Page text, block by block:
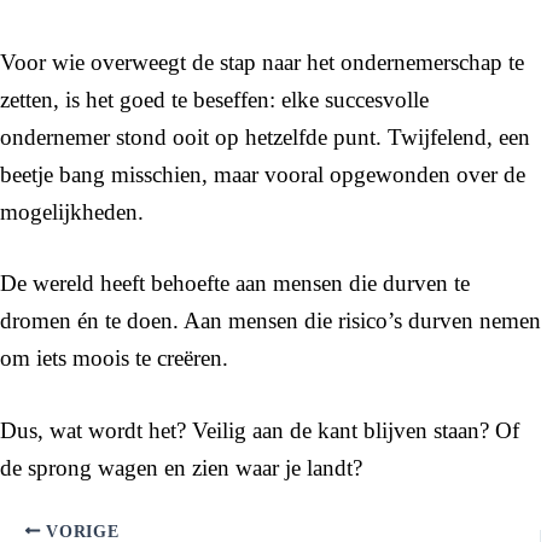
Voor wie overweegt de stap naar het ondernemerschap te
zetten, is het goed te beseffen: elke succesvolle
ondernemer stond ooit op hetzelfde punt. Twijfelend, een
beetje bang misschien, maar vooral opgewonden over de
mogelijkheden.
De wereld heeft behoefte aan mensen die durven te
dromen én te doen. Aan mensen die risico’s durven nemen
om iets moois te creëren.
Dus, wat wordt het? Veilig aan de kant blijven staan? Of
de sprong wagen en zien waar je landt?
VORIGE